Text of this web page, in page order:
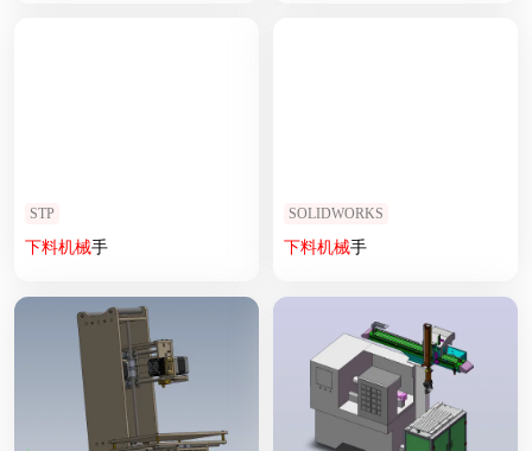
STP
下料机械手
SOLIDWORKS
下料机械手